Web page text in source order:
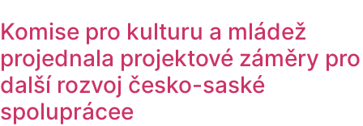
Komise pro kulturu a mládež
projednala projektové záměry pro
další rozvoj česko-saské
spoluprácee